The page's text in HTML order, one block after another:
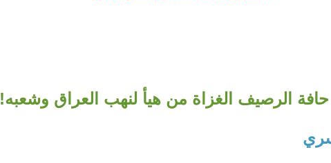
الرصيف الغزاة من هيأ لنهب العراق وشعبه!